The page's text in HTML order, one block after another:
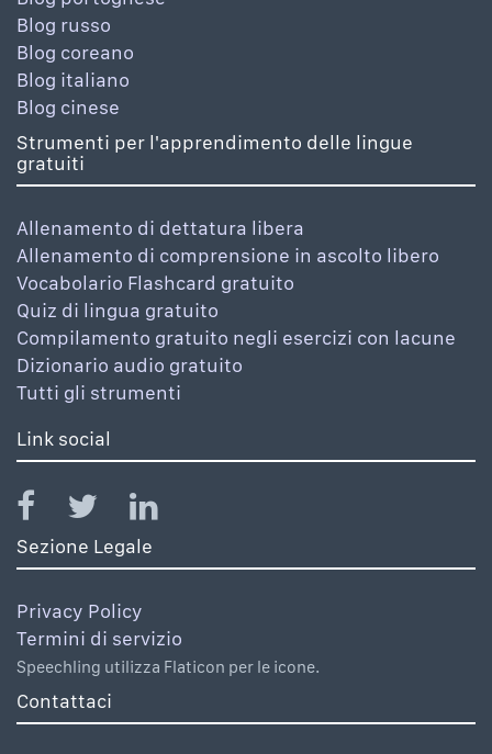
Blog russo
Blog coreano
Blog italiano
Blog cinese
Strumenti per l'apprendimento delle lingue
gratuiti
Allenamento di dettatura libera
Allenamento di comprensione in ascolto libero
Vocabolario Flashcard gratuito
Quiz di lingua gratuito
Compilamento gratuito negli esercizi con lacune
Dizionario audio gratuito
Tutti gli strumenti
Link social
Sezione Legale
Privacy Policy
Termini di servizio
Speechling utilizza Flaticon per le icone.
Contattaci